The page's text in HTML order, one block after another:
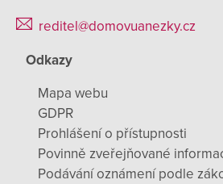
reditel@domovuanezky.cz
Odkazy
Mapa webu
GDPR
Prohlášení o přístupnosti
Povinně zveřejňované
Podávání oznámení podle